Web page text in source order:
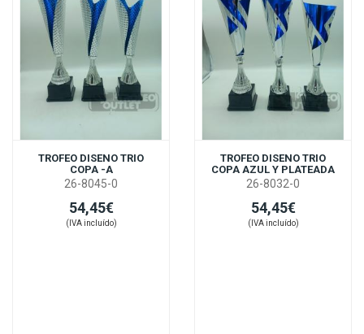
TROFEO DISENO TRIO
COPA -A
26-8045-0
54,45€
(IVA incluído)
TROFEO DISENO TRIO
COPA AZUL Y PLATEADA
26-8032-0
54,45€
(IVA incluído)